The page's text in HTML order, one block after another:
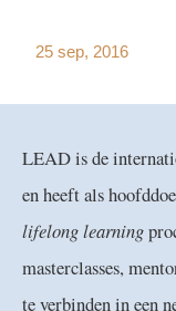
25 sep, 2016
LEAD is de
en heeft als
lifelong learning
masterclasses,
te verbinden in een